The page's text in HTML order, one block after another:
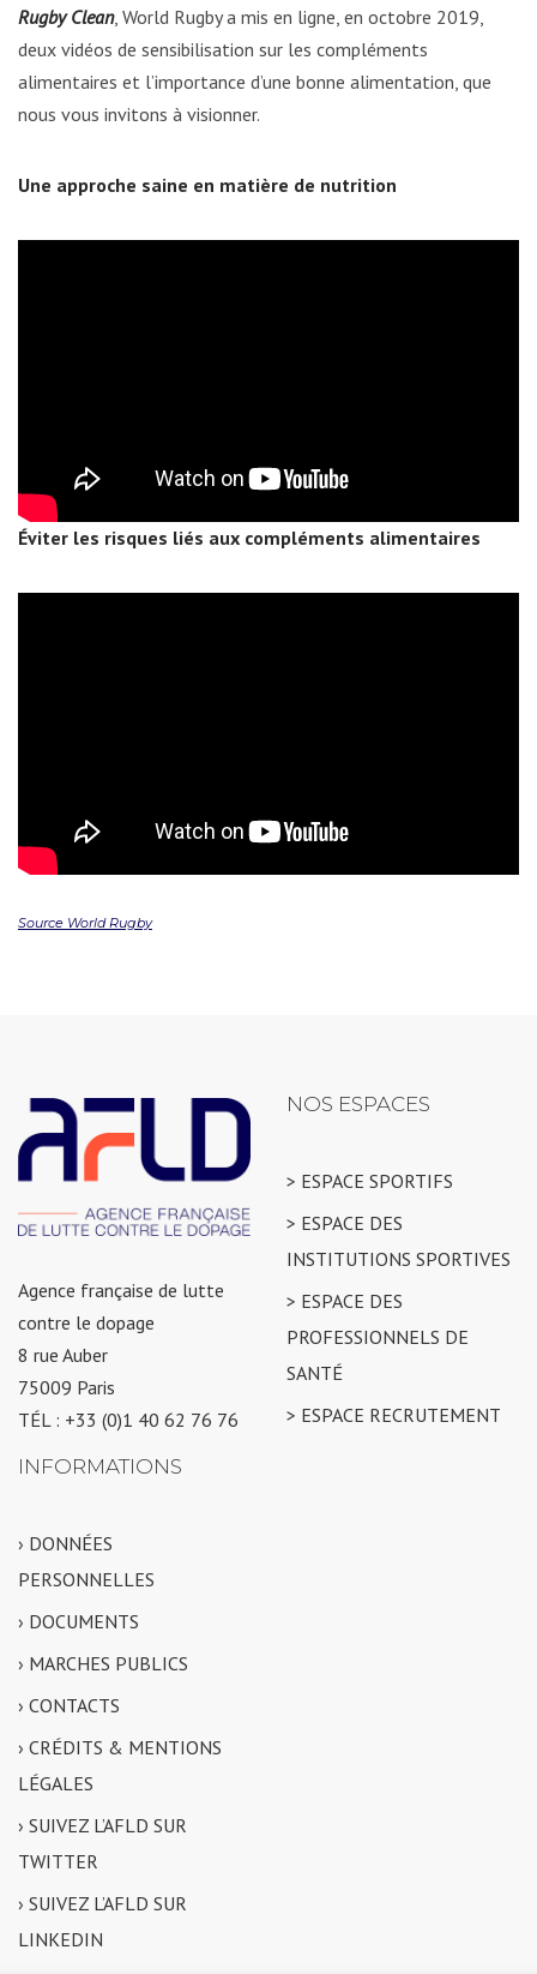
Rugby Clean, World Rugby a mis en ligne, en octobre 2019,
deux vidéos de sensibilisation sur les compléments
alimentaires et l’importance d’une bonne alimentation, que
nous vous invitons à visionner.
Une approche saine en matière de nutrition
Éviter les risques liés aux compléments alimentaires
Source World Rugby
Agence française de lutte
contre le dopage
8 rue Auber
75009 Paris
TÉL : +33 (0)1 40 62 76 76
NOS ESPACES
> ESPACE SPORTIFS
> ESPACE DES
INSTITUTIONS SPORTIVES
> ESPACE DES
PROFESSIONNELS DE
SANTÉ
> ESPACE RECRUTEMENT
INFORMATIONS
› DONNÉES
PERSONNELLES
› DOCUMENTS
› MARCHES PUBLICS
› CONTACTS
› CRÉDITS & MENTIONS
LÉGALES
› SUIVEZ L’AFLD SUR
TWITTER
› SUIVEZ L’AFLD SUR
LINKEDIN